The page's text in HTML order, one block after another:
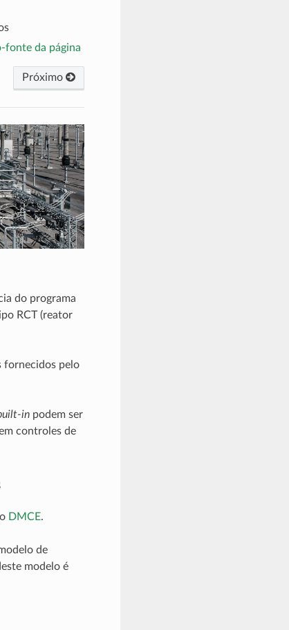
fonte da página
Próximo
do programa
RCT (reator
fornecidos pelo
inpodem ser
controles de
DMCE.
de
modelo é